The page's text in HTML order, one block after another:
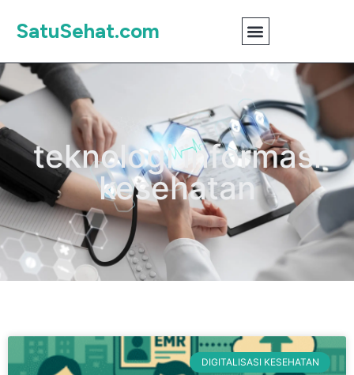
SatuSehat.com
teknologi informasi
kesehatan
DIGITALISASI KESEHATAN